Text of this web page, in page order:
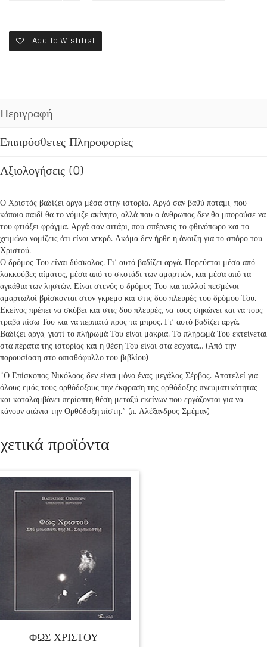
ποσότητα
Add to Wishlist
Περιγραφή
Επιπρόσθετες Πληροφορίες
Αξιολογήσεις (0)
Ο Χριστός βαδίζει αργά μέσα στην ιστορία. Αργά σαν βαθύ ποτάμι, που
κάποιο παιδί θα το νόμιζε ακίνητο, αλλά που ο άνθρωπος δεν θα μπορούσε να
του φτιάξει φράγμα. Αργά σαν σιτάρι, που σπέρνεις το φθινόπωρο και το
χειμώνα νομίζεις ότι είναι νεκρό. Ακόμα δεν ήρθε η άνοιξη για το σπόρο του
Χριστού.
Ο δρόμος Του είναι δύσκολος. Γι’ αυτό βαδίζει αργά. Πορεύεται μέσα από
λακκούβες αίματος, μέσα από το σκοτάδι των αμαρτιών, και μέσα από τα
αγκάθια των ληστών. Είναι στενός ο δρόμος Του και πολλοί πεσμένοι
αμαρτωλοί βρίσκονται στον γκρεμό και στις δυο πλευρές του δρόμου Του.
Εκείνος πρέπει να σκύβει και στις δυο πλευρές, να τους σηκώνει και να τους
τραβά πίσω Του και να περπατά προς τα μπρος. Γι’ αυτό βαδίζει αργά.
Βαδίζει αργά, γιατί το πλήρωμά Του είναι μακριά. Το πλήρωμά Του εκτείνεται
στα πέρατα της ιστορίας και η θέση Του είναι στα έσχατα… (Από την
παρουσίαση στο οπισθόφυλλο του βιβλίου)
“Ο Επίσκοπος Νικόλαος δεν είναι μόνο ένας μεγάλος Σέρβος. Αποτελεί για
όλους εμάς τους ορθόδοξους την έκφραση της ορθόδοξης πνευματικότητας
και καταλαμβάνει περίοπτη θέση μεταξύ εκείνων που εργάζονται για να
κάνουν αιώνια την Ορθόδοξη πίστη.” (π. Αλέξανδρος Σμέμαν)
προϊόντα
ΦΩΣ ΧΡΙΣΤΟΥ